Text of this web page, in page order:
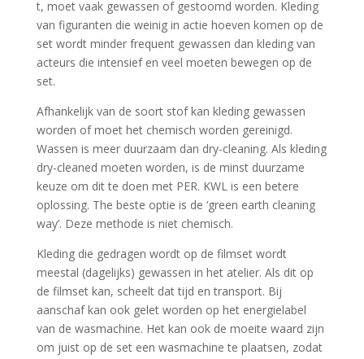
t, moet vaak gewassen of gestoomd worden. Kleding
van figuranten die weinig in actie hoeven komen op de
set wordt minder frequent gewassen dan kleding van
acteurs die intensief en veel moeten bewegen op de
set.
Afhankelijk van de soort stof kan kleding gewassen
worden of moet het chemisch worden gereinigd.
Wassen is meer duurzaam dan dry-cleaning. Als kleding
dry-cleaned moeten worden, is de minst duurzame
keuze om dit te doen met PER. KWL is een betere
oplossing. The beste optie is de ‘green earth cleaning
way’. Deze methode is niet chemisch.
Kleding die gedragen wordt op de filmset wordt
meestal (dagelijks) gewassen in het atelier. Als dit op
de filmset kan, scheelt dat tijd en transport. Bij
aanschaf kan ook gelet worden op het energielabel
van de wasmachine. Het kan ook de moeite waard zijn
om juist op de set een wasmachine te plaatsen, zodat